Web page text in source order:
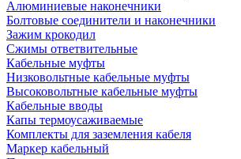
Алюминиевые наконечники
Болтовые соединители и наконечники
Зажим крокодил
Сжимы ответвительные
Кабельные муфты
Низковольтные кабельные муфты
Высоковольтные кабельные муфты
Кабельные вводы
Капы термоусаживаемые
Комплекты для заземления кабеля
Маркер кабельный